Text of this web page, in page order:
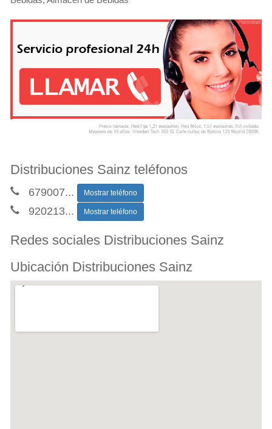
Distribuciones Sainz teléfonos
679007... Mostrar teléfono
920213... Mostrar teléfono
Redes sociales Distribuciones Sainz
Ubicación Distribuciones Sainz